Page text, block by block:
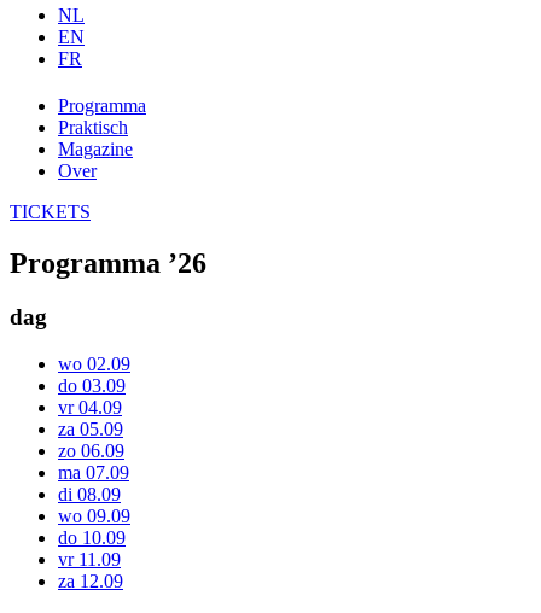
NL
EN
FR
Programma
Praktisch
Magazine
Over
TICKETS
Programma ’26
dag
wo 02.09
do 03.09
vr 04.09
za 05.09
zo 06.09
ma 07.09
di 08.09
wo 09.09
do 10.09
vr 11.09
za 12.09